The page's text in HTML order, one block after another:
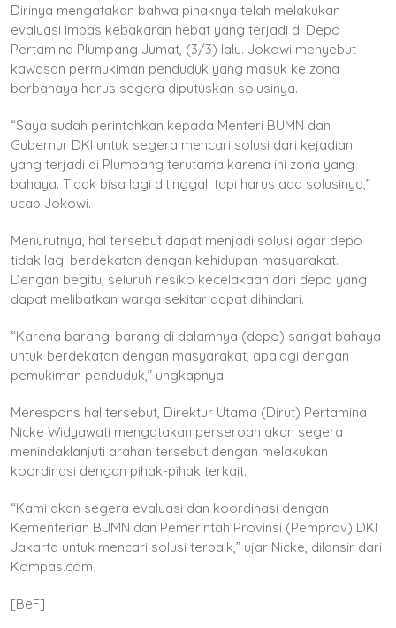
Dirinya mengatakan bahwa pihaknya telah melakukan
evaluasi imbas kebakaran hebat yang terjadi di Depo
Pertamina Plumpang Jumat, (3/3) lalu. Jokowi menyebut
kawasan permukiman penduduk yang masuk ke zona
berbahaya harus segera diputuskan solusinya.
“Saya sudah perintahkan kepada Menteri BUMN dan
Gubernur DKI untuk segera mencari solusi dari kejadian
yang terjadi di Plumpang terutama karena ini zona yang
bahaya. Tidak bisa lagi ditinggali tapi harus ada solusinya,”
ucap Jokowi.
Menurutnya, hal tersebut dapat menjadi solusi agar depo
tidak lagi berdekatan dengan kehidupan masyarakat.
Dengan begitu, seluruh resiko kecelakaan dari depo yang
dapat melibatkan warga sekitar dapat dihindari.
“Karena barang-barang di dalamnya (depo) sangat bahaya
untuk berdekatan dengan masyarakat, apalagi dengan
pemukiman penduduk,” ungkapnya.
Merespons hal tersebut, Direktur Utama (Dirut) Pertamina
Nicke Widyawati mengatakan perseroan akan segera
menindaklanjuti arahan tersebut dengan melakukan
koordinasi dengan pihak-pihak terkait.
“Kami akan segera evaluasi dan koordinasi dengan
Kementerian BUMN dan Pemerintah Provinsi (Pemprov) DKI
Jakarta untuk mencari solusi terbaik,” ujar Nicke, dilansir dari
Kompas.com.
[BeF]